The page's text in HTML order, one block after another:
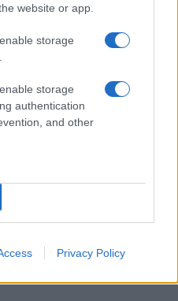
website or app.
storage
storage
authentication
and other
Privacy Policy
1-2.) a Pécsi-tó partja
bulizhatnak a Káptalan
szeptemberig élvezhetjük
a legnagyobb termelő.